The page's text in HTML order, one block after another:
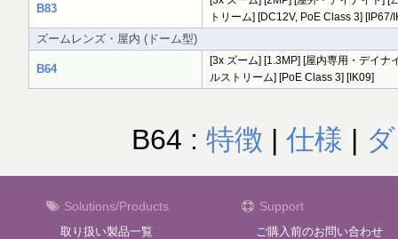
B83
トリーム] [DC12V, PoE Class 3] [IP67/
ズームレンズ・屋内 (ドーム型)
B64
[3x ズーム] [1.3MP] [屋内専用・デイ
ルストリーム] [PoE Class 3] [IK09]
B64 : 特徴 | 仕様 |
Solutions/Products
取り扱い製品一覧
Support
ご購入前のお問い合わせ